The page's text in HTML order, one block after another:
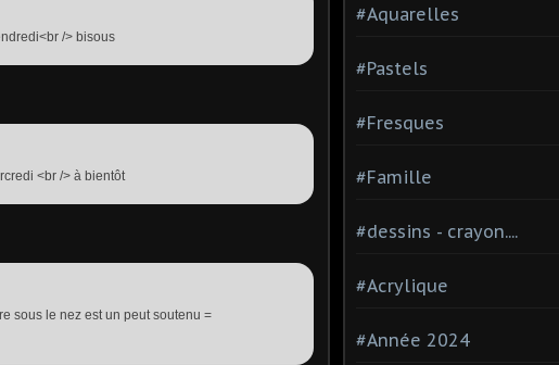
/> bisous
<br /> à bientôt
sous le nez est un peut soutenu =
#Aquarelles
#Pastels
#Fresques
#Famille
#dessins - crayon....
#Acrylique
#Année 2024